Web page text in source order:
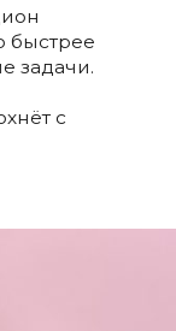
быстрее
задачи.
с